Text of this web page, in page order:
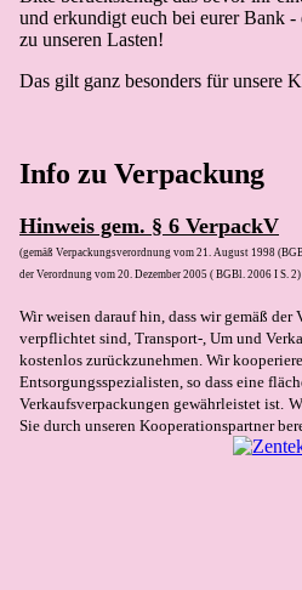
und erkundigt euch bei eurer Bank -
zu unseren Lasten!
Das gilt ganz besonders für unsere
Info zu Verpackung
Hinweis gem. § 6 VerpackV
(gemäß Verpackungsverordnung vom 21. August 1998
der Verordnung vom 20. Dezember 2005 ( BGBl. 2006 I S. 2)
Wir weisen darauf hin, dass wir gemäß der
verpflichtet sind, Transport-, Um und
kostenlos zurückzunehmen. Wir
Entsorgungsspezialisten, so dass eine
Verkaufsverpackungen gewährleistet ist.
Sie durch unseren Kooperationspartner